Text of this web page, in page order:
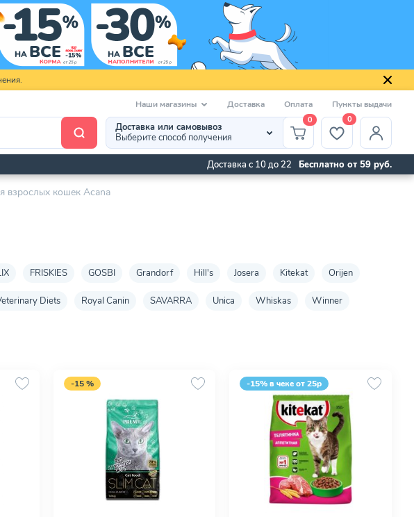
Наши магазины Доставка Оплата Пункты выдачи
Доставка или самовывоз
Выберите способ получения
0 0
Доставка с 10 до 22 Бесплатно от 59 руб.
взрослых кошек Acana
FRISKIES GOSBI Grandorf Hill's Josera Kitekat Orijen
Diets Royal Canin SAVARRA Unica Whiskas Winner
-15 % -15% в чеке от 25р